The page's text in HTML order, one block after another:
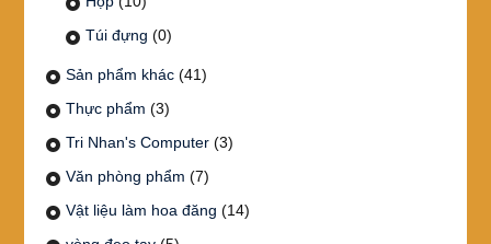
Túi đựng (0)
Sản phẩm khác (41)
Thực phẩm (3)
Tri Nhan's Computer (3)
Văn phòng phẩm (7)
Vật liệu làm hoa đăng (14)